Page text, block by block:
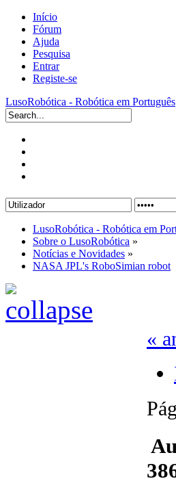
Início
Fórum
Ajuda
Pesquisa
Entrar
Registe-se
LusoRobótica - Robótica em Português
LusoRobótica - Robótica em
Sobre o LusoRobótica »
Notícias e Novidades »
NASA JPL's RoboSimian robot
«